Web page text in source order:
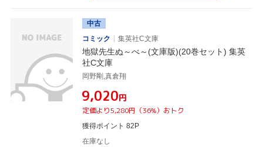
中古
コミック
集英社C文庫
地獄先生ぬ～べ～(文庫版)(20巻セット) 集英
社C文庫
岡野剛,真倉翔
¥9,020円
定価より5,280円（36%）おトク
獲得ポイント 82P
在庫なし